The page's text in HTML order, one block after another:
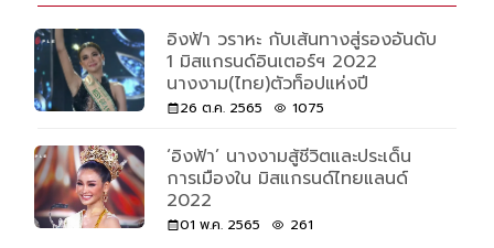
อิงฟ้า วราหะ กับเส้นทางสู่รองอันดับ
1 มิสแกรนด์อินเตอร์ฯ 2022
นางงาม(ไทย)ตัวท็อปแห่งปี
26 ต.ค. 2565 1075
‘อิงฟ้า’ นางงามสู้ชีวิตและประเด็น
การเมืองใน มิสแกรนด์ไทยแลนด์
2022
01 พ.ค. 2565 261